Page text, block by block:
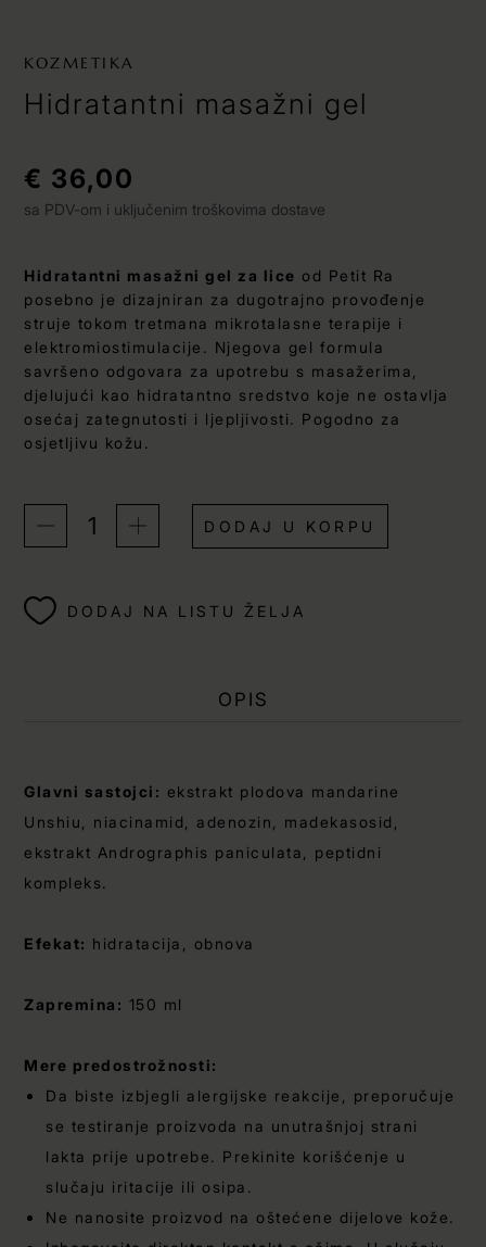
KOZMETIKA
Hidratantni masažni gel
€ 36,00
sa PDV-om i uključenim troškovima dostave
Hidratantni masažni gel za lice od Petit Ra
posebno je dizajniran za dugotrajno provođenje
struje tokom tretmana mikrotalasne terapije i
elektromiostimulacije. Njegova gel formula
savršeno odgovara za upotrebu s masažerima,
djelujući kao hidratantno sredstvo koje ne ostavlja
osećaj zategnutosti i ljepljivosti. Pogodno za
osjetljivu kožu.
DODAJ U KORPU
DODAJ NA LISTU ŽELJA
OPIS
Glavni sastojci: ekstrakt plodova mandarine
Unshiu, niacinamid, adenozin, madekasosid,
ekstrakt Andrographis paniculata, peptidni
kompleks.
Efekat: hidratacija, obnova
Zapremina: 150 ml
Mere predostrožnosti:
Da biste izbjegli alergijske reakcije, preporučuje
se testiranje proizvoda na unutrašnjoj strani
lakta prije upotrebe. Prekinite korišćenje u
slučaju iritacije ili osipa.
Ne nanosite proizvod na oštećene dijelove kože.